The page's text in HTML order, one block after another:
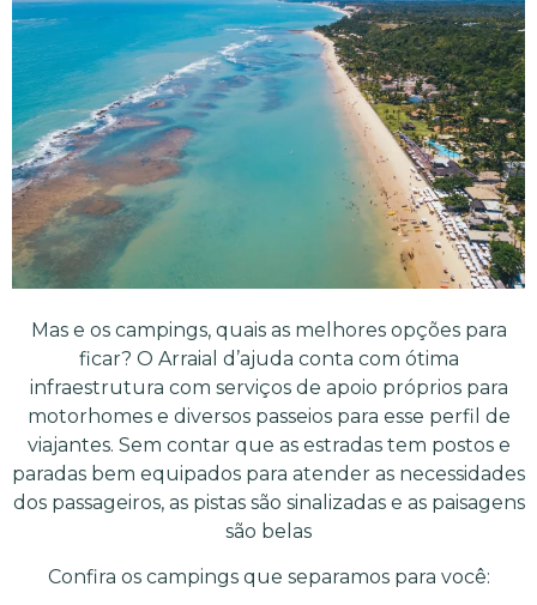
Mas e os campings, quais as melhores opções para
ficar? O Arraial d’ajuda conta com ótima
infraestrutura com serviços de apoio próprios para
motorhomes e diversos passeios para esse perfil de
viajantes. Sem contar que as estradas tem postos e
paradas bem equipados para atender as necessidades
dos passageiros, as pistas são sinalizadas e as paisagens
são belas
Confira os campings que separamos para você: